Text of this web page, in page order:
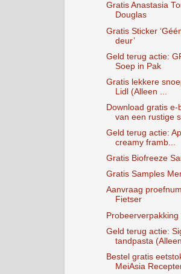
Gratis Anastasia
Douglas
Gratis Sticker
deur’
Geld terug actie:
Soep in Pak
Gratis lekkere
Lidl (Alleen ...
Download gratis
van een rustige
Geld terug actie:
creamy framb...
Gratis Biofreeze
Gratis Samples
Aanvraag
Fietser
Geld terug actie:
tandpasta (Alleen
Bestel gratis
MeiAsia